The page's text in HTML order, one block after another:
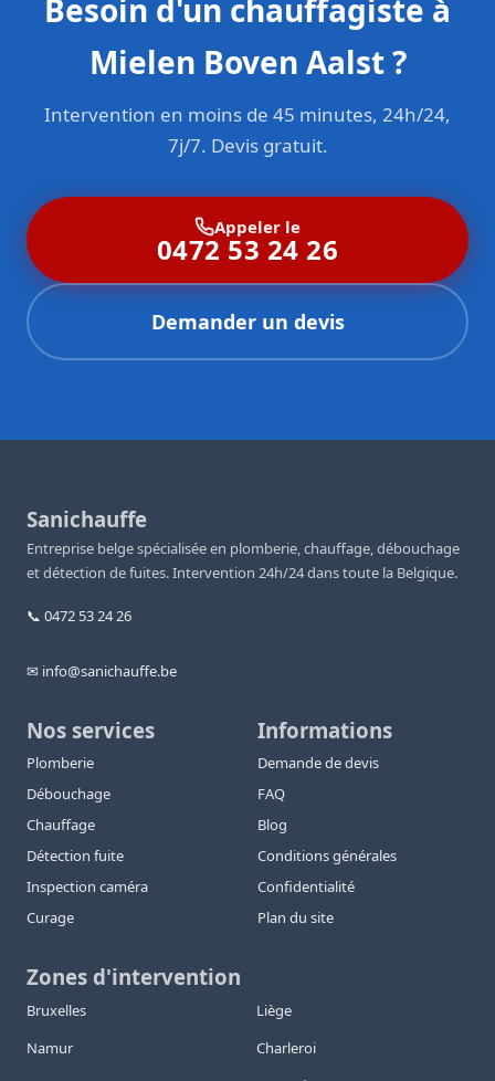
Besoin d'un chauffagiste à
Mielen Boven Aalst ?
Intervention en moins de 45 minutes, 24h/24,
7j/7. Devis gratuit.
Appeler le
0472 53 24 26
Demander un devis
Sanichauffe
Entreprise belge spécialisée en plomberie, chauffage, débouchage
et détection de fuites. Intervention 24h/24 dans toute la Belgique.
📞 0472 53 24 26
✉ info@sanichauffe.be
Nos services
Plomberie
Débouchage
Chauffage
Détection fuite
Inspection caméra
Curage
Informations
Demande de devis
FAQ
Blog
Conditions générales
Confidentialité
Plan du site
Zones d'intervention
Bruxelles
Liège
Namur
Charleroi